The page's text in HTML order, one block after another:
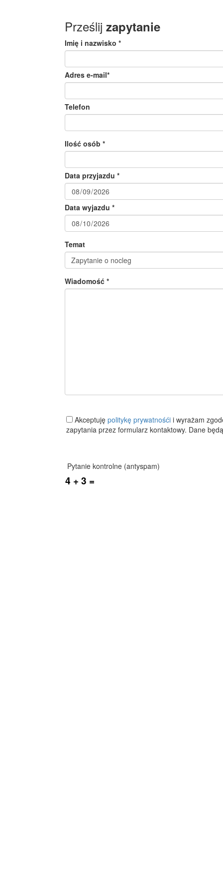
Prześlij zapytanie
Imię i nazwisko *
Adres e-mail*
Telefon
Ilość osób *
Data przyjazdu *
Data wyjazdu *
Temat
Wiadomość *
Akceptuję politykę prywatnośći i wyrażam
zapytania przez formularz kontaktowy. Dane
Pytanie kontrolne (antyspam)
4 + 3 =